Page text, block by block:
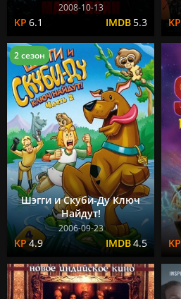
2008-10-13
6.1 5.3
Шэгги и Скуби-Ду Ключ
Найдут!
2006-09-23
4.9 4.5
2 сезон